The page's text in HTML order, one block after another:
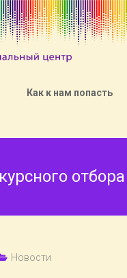
Как к нам попасть
Новости